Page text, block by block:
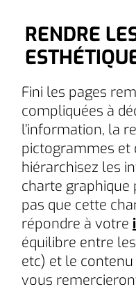
RENDRE
Fini les pages
compliquées à
l’information, la
pictogrammes et
hiérarchisez les
charte graphique
pas que cette
répondre à votre
équilibre entre
etc) et le
vous